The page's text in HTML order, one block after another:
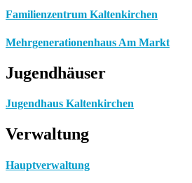
Familienzentrum Kaltenkirchen
Mehrgenerationenhaus Am Markt
Jugendhäuser
Jugendhaus Kaltenkirchen
Verwaltung
Hauptverwaltung